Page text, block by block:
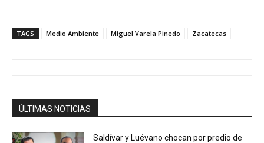
TAGS Medio Ambiente Miguel Varela Pinedo Zacatecas
ÚLTIMAS NOTICIAS
Saldívar y Luévano chocan por predio de